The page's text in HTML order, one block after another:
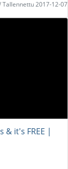
Tallennettu 2017-12-07
& it's FREE |